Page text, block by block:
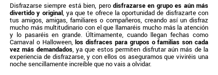
Disfrazarse siempre está bien, pero disfrazarse en grupo es aún más
divertido y original, ya que te ofrece la oportunidad de disfrazarte con
tus amigos, amigas, familiares o compañeros, creando así un disfraz
mucho más multitudinario con el que llamaréis mucho más la atención
y lo pasaréis en grande. Últimamente, cuando llegan fechas como
Carnaval o Halloween,los disfraces para grupos o familias son cada
vez más demandados, ya que estos permiten disfrutar aún más de la
experiencia de disfrazarse, y con ellos os aseguramos que viviréis una
noche sencillamente increíble que no vais a olvidar.